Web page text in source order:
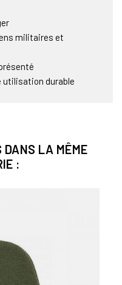
militaires et
utilisation durable
DANS LA MÊME
: